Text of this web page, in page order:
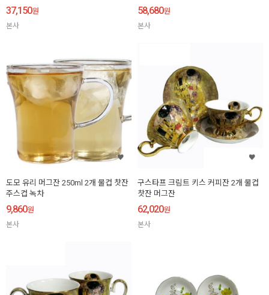
37,150원
본사
58,680원
본사
도모 유리 머그잔 250ml 2개 물컵 찻잔
주스컵 녹차
9,860원
본사
구스타프 크림트 키스 커피잔 2개 물컵
찻잔 머그잔
62,020원
본사